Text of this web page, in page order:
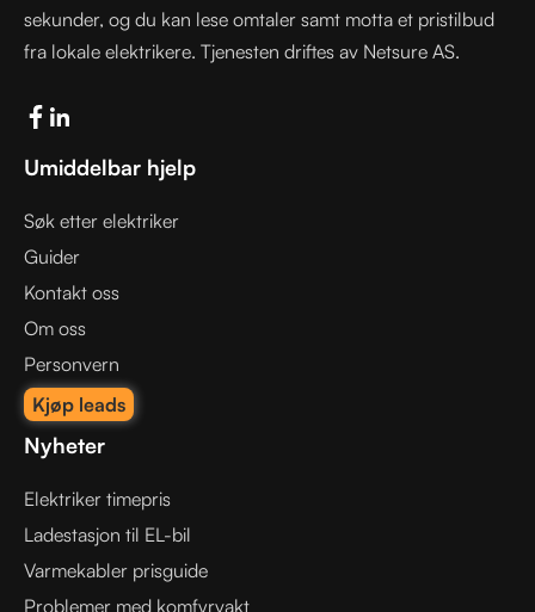
sekunder, og du kan lese omtaler samt motta et pristilbud
fra lokale elektrikere. Tjenesten driftes av Netsure AS.
Umiddelbar hjelp
Søk etter elektriker
Guider
Kontakt oss
Om oss
Personvern
Kjøp leads
Nyheter
Elektriker timepris
Ladestasjon til EL-bil
Varmekabler prisguide
Problemer med komfyrvakt